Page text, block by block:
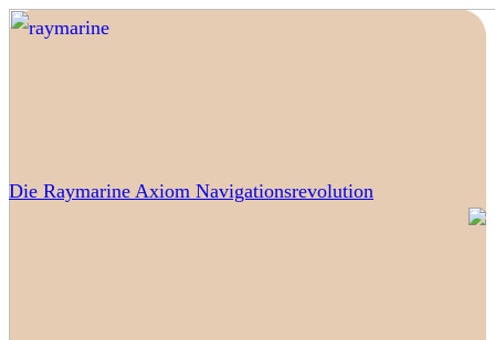
Die Raymarine Axiom Navigationsrevolution